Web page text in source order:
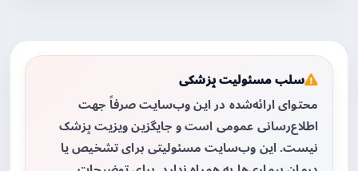
سلب مسئولیت پزشکی
محتوای ارائه‌شده در این وب‌سایت صرفاً جهت
اطلاع‌رسانی عمومی است و جایگزین ویزیت پزشک
نیست. این وب‌سایت مسئولیتی برای تشخیص یا